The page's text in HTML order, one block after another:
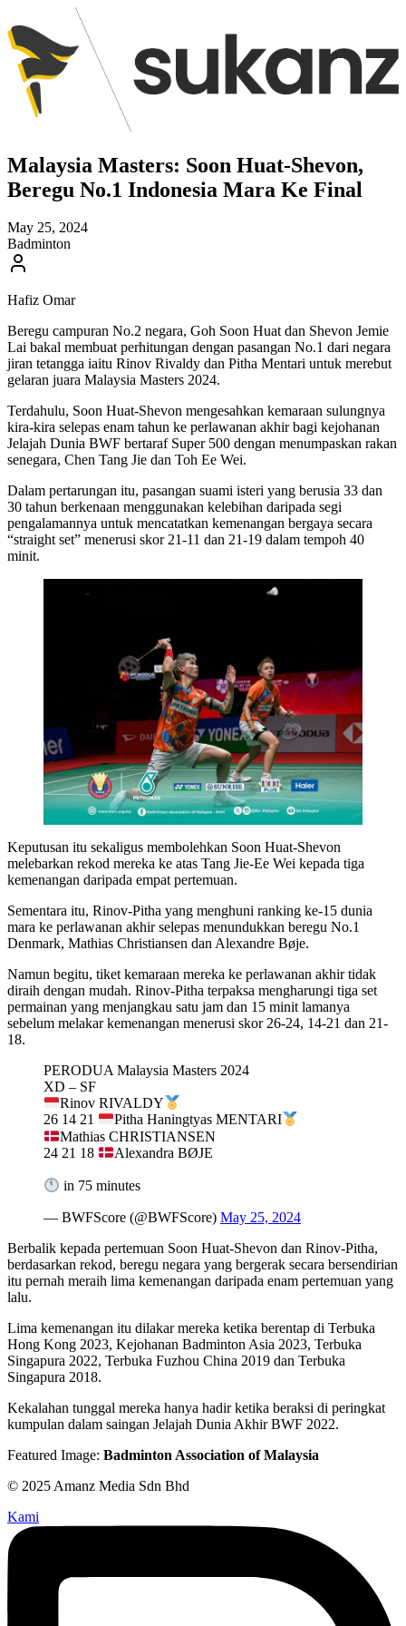
Malaysia Masters: Soon Huat-Shevon,
Beregu No.1 Indonesia Mara Ke Final
May 25, 2024
Badminton
Hafiz Omar
Beregu campuran No.2 negara, Goh Soon Huat dan Shevon Jemie
Lai bakal membuat perhitungan dengan pasangan No.1 dari negara
jiran tetangga iaitu Rinov Rivaldy dan Pitha Mentari untuk merebut
gelaran juara Malaysia Masters 2024.
Terdahulu, Soon Huat-Shevon mengesahkan kemaraan sulungnya
kira-kira selepas enam tahun ke perlawanan akhir bagi kejohanan
Jelajah Dunia BWF bertaraf Super 500 dengan menumpaskan rakan
senegara, Chen Tang Jie dan Toh Ee Wei.
Dalam pertarungan itu, pasangan suami isteri yang berusia 33 dan
30 tahun berkenaan menggunakan kelebihan daripada segi
pengalamannya untuk mencatatkan kemenangan bergaya secara
“straight set” menerusi skor 21-11 dan 21-19 dalam tempoh 40
minit.
Keputusan itu sekaligus membolehkan Soon Huat-Shevon
melebarkan rekod mereka ke atas Tang Jie-Ee Wei kepada tiga
kemenangan daripada empat pertemuan.
Sementara itu, Rinov-Pitha yang menghuni ranking ke-15 dunia
mara ke perlawanan akhir selepas menundukkan beregu No.1
Denmark, Mathias Christiansen dan Alexandre Bøje.
Namun begitu, tiket kemaraan mereka ke perlawanan akhir tidak
diraih dengan mudah. Rinov-Pitha terpaksa mengharungi tiga set
permainan yang menjangkau satu jam dan 15 minit lamanya
sebelum melakar kemenangan menerusi skor 26-24, 14-21 dan 21-
18.
PERODUA Malaysia Masters 2024
XD – SF
Rinov RIVALDY
26 14 21
Pitha Haningtyas MENTARI
Mathias CHRISTIANSEN
24 21 18
Alexandra BØJE
in 75 minutes
— BWFScore (@BWFScore) May 25, 2024
Berbalik kepada pertemuan Soon Huat-Shevon dan Rinov-Pitha,
berdasarkan rekod, beregu negara yang bergerak secara bersendirian
itu pernah meraih lima kemenangan daripada enam pertemuan yang
lalu.
Lima kemenangan itu dilakar mereka ketika berentap di Terbuka
Hong Kong 2023, Kejohanan Badminton Asia 2023, Terbuka
Singapura 2022, Terbuka Fuzhou China 2019 dan Terbuka
Singapura 2018.
Kekalahan tunggal mereka hanya hadir ketika beraksi di peringkat
kumpulan dalam saingan Jelajah Dunia Akhir BWF 2022.
Featured Image: Badminton Association of Malaysia
© 2025 Amanz Media Sdn Bhd
Kami